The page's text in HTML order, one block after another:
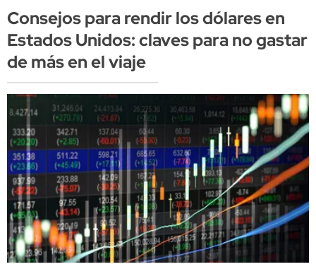
Consejos para rendir los dólares en
Estados Unidos: claves para no gastar
de más en el viaje